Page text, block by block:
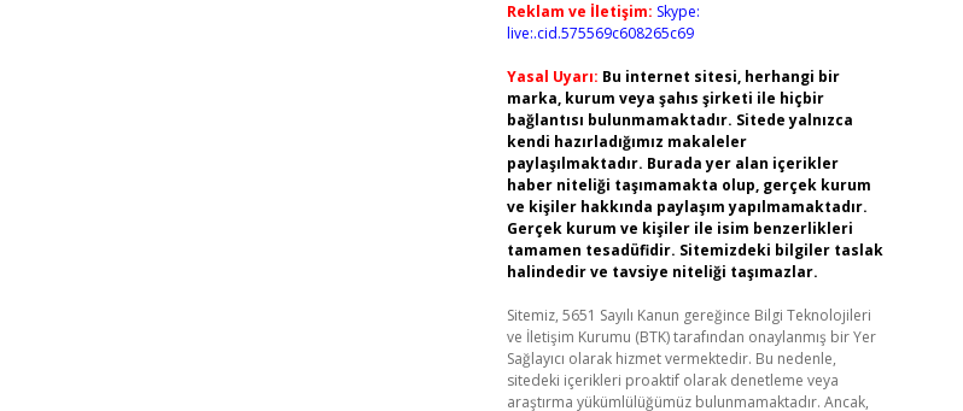
Reklam ve İletişim: Skype:
live:.cid.575569c608265c69
Yasal Uyarı: Bu internet sitesi, herhangi bir
marka, kurum veya şahıs şirketi ile hiçbir
bağlantısı bulunmamaktadır. Sitede yalnızca
kendi hazırladığımız makaleler
paylaşılmaktadır. Burada yer alan içerikler
haber niteliği taşımamakta olup, gerçek kurum
ve kişiler hakkında paylaşım yapılmamaktadır.
Gerçek kurum ve kişiler ile isim benzerlikleri
tamamen tesadüfidir. Sitemizdeki bilgiler taslak
halindedir ve tavsiye niteliği taşımazlar.
Sitemiz, 5651 Sayılı Kanun gereğince Bilgi Teknolojileri
ve İletişim Kurumu (BTK) tarafından onaylanmış bir Yer
Sağlayıcı olarak hizmet vermektedir. Bu nedenle,
sitedeki içerikleri proaktif olarak denetleme veya
araştırma yükümlülüğümüz bulunmamaktadır. Ancak,